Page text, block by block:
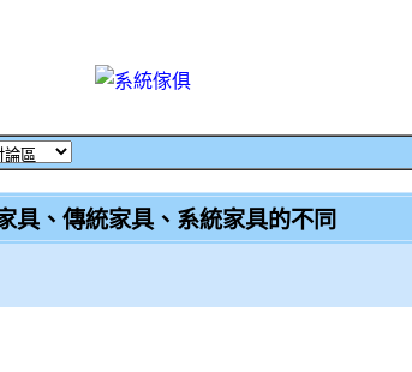
具、傳統家具、系統家具的不同